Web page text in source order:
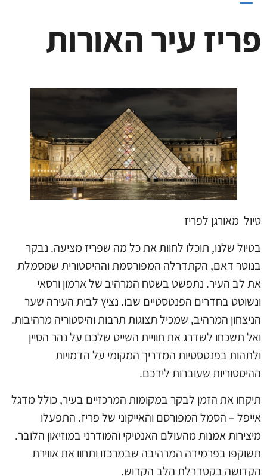
פריז עיר האורות
טיול מאורגן לפריז
בטיול שלנו, תוכלו לחוות את כל מה שפריז מציעה. נבקר
בנוטר דאם, הקתדרלה המפורסמת וההיסטורית שמסמלת
את לב העיר. נתפשט בשטח המרהיב של ארמון ורסאי
ונשוטט בחדרים הפנטסטיים שבו. נציץ לבית העירה שער
הניצחון המרהיב, שמכיל תצוגות תרבות והיסטוריה מרהיבות.
ואל תשכחו לשדרג את חוויית השייט שלכם על נהר הסיין
ולתהות בפנטסטיות המדריך המקומי על הדמויות
ההיסטוריות שעוברות לידכם.
תיקחו את הזמן לבקר במקומות המרכזיים בעיר, כולל מדגל
אייפל – הסמל המפורסם והאייקוני של פריז. התפעלו
מיצירות אמנות מהעולם האנטיקי והמודרני במוזיאון הלובר.
תשוקפו בפרמידה המרהיבה שבמרכזו ותחוו את אווירת
הקדושה בקטדרלת הלב הקדוש.